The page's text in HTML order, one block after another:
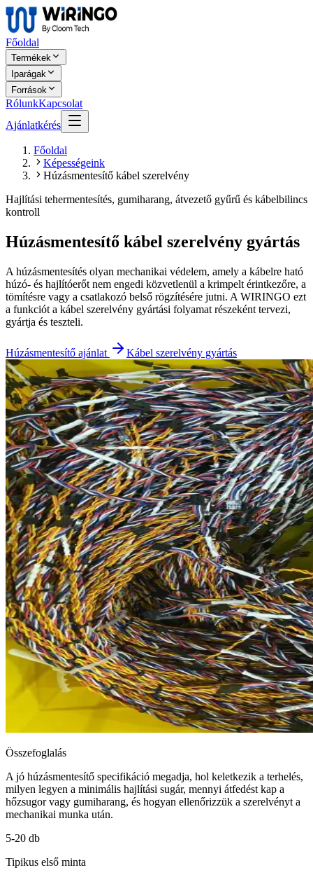
Főoldal
Termékek
Iparágak
Források
RólunkKapcsolat
Ajánlatkérés
Főoldal
Képességeink
Húzásmentesítő kábel szerelvény
Hajlítási tehermentesítés, gumiharang, átvezető gyűrű és kábelbilincs
kontroll
Húzásmentesítő kábel szerelvény gyártás
A húzásmentesítés olyan mechanikai védelem, amely a kábelre ható
húzó- és hajlítóerőt nem engedi közvetlenül a krimpelt érintkezőre, a
tömítésre vagy a csatlakozó belső rögzítésére jutni. A WIRINGO ezt
a funkciót a kábel szerelvény gyártási folyamat részeként tervezi,
gyártja és teszteli.
Húzásmentesítő ajánlat Kábel szerelvény gyártás
Összefoglalás
A jó húzásmentesítő specifikáció megadja, hol keletkezik a terhelés,
milyen legyen a minimális hajlítási sugár, mennyi átfedést kap a
hőzsugor vagy gumiharang, és hogyan ellenőrizzük a szerelvényt a
mechanikai munka után.
5-20 db
Tipikus első minta